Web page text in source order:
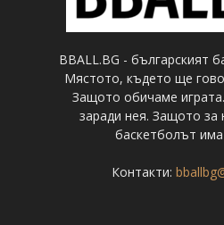
BBALL.BG - българският
Мястото, където ще
Защото обичаме
заради нея. Защото за
баскетболът има
Контакти: